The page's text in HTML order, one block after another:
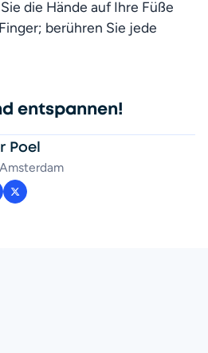
die Hände auf Ihre Füße
berühren Sie jede
entspannen!
Poel
f in
: x-twitter